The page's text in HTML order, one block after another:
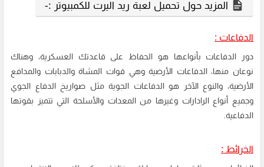
المزيد حول تحميل لعبة ريد اليرت للكمبيوتر :-
الدفاعات :
دور الدفاعات بأنواعها هو الحفاظ على قاعدتك العسكرية، وهناك
نوعان منها، الدفاعات الأرضية وهي قوات المشاة والدبابات والمدافع
الأرضية، والنوع الآخر هو الدفاعات الجوية مثل صواريخ الدفاع الجوي
وجميع أنواع الرادارات وغيرها من المعدات والأسلحة التي تتميز بقوتها
الدفاعية.
الخرائط :